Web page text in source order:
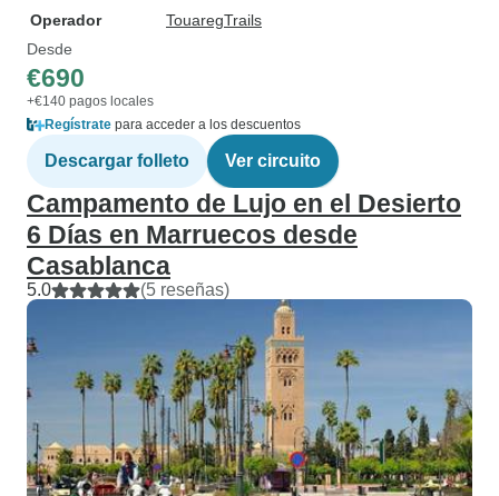
Operador
TouaregTrails
Desde
€690
+€140 pagos locales
Regístrate para acceder a los descuentos
Descargar folleto Ver circuito
Campamento de Lujo en el Desierto
6 Días en Marruecos desde
Casablanca
5.0 (5 reseñas)